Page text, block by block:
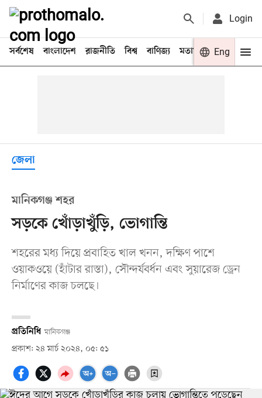
Login
সর্বশেষ বাংলাদেশ রাজনীতি বিশ্ব বাণিজ্য মতামত খেলা
Eng
জেলা
মানিকগঞ্জ শহর
সড়কে খোঁড়াখুঁড়ি, ভোগান্তি
শহরের মধ্য দিয়ে প্রবাহিত খাল খনন, দক্ষিণ পাশে
ওয়াকওয়ে (হাঁটার রাস্তা), সৌন্দর্যবর্ধন এবং সুয়ারেজ ড্রেন
নির্মাণের কাজ চলছে।
প্রতিনিধি মানিকগঞ্জ
প্রকাশ: ২৪ মার্চ ২০২৪, ০৫: ৫১